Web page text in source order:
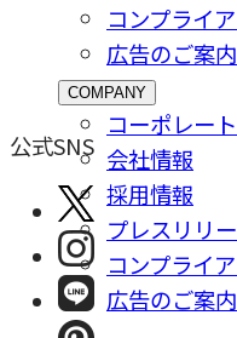
コンプライ
広告のご案内
COMPANY
コーポレー
会社情報
採⽤情報
プレスリリ
コンプライ
広告のご案内
公式SNS